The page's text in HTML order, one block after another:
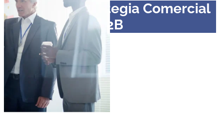
Curso en Estrategia Comercial
B2B